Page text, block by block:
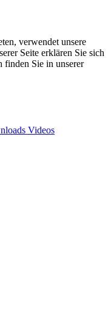
verwendet unsere
Seite erklären Sie sich
finden Sie in unserer
Videos